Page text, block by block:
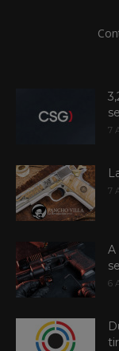
7
7
A
6